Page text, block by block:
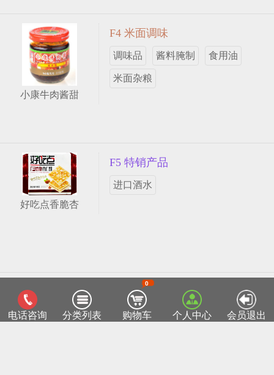
小康牛肉酱甜
F4 米面调味
调味品 酱料腌制 食用油
米面杂粮
好吃点香脆杏
F5 特销产品
进口酒水
客服热线：0518-85811715 TOP
连云港菜篮子网
电话咨询 分类列表
0
购物车 个人中心 会员退出